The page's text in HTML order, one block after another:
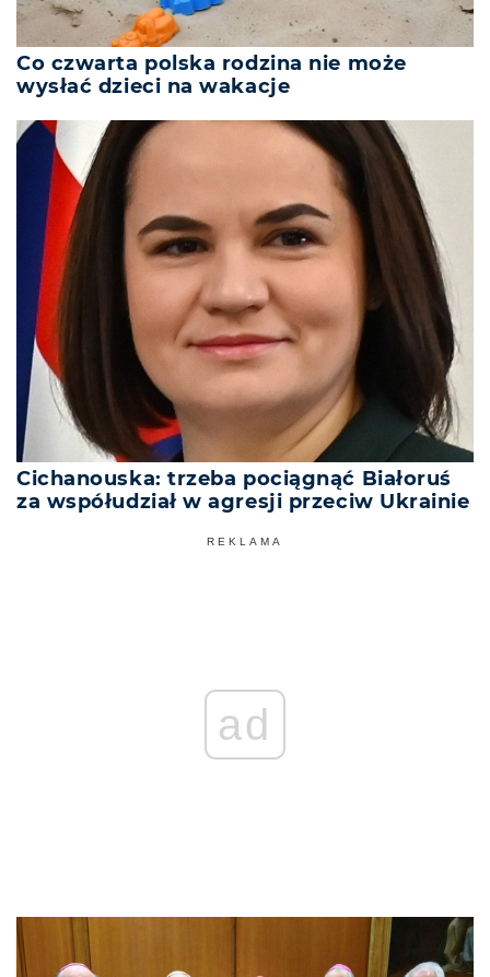
Co czwarta polska rodzina nie może
wysłać dzieci na wakacje
Cichanouska: trzeba pociągnąć Białoruś
za współudział w agresji przeciw Ukrainie
REKLAMA
ad